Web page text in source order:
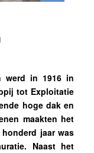
werd in 1916 in
tot Exploitatie
hoge dak en
maakten het
jaar was
Naast het